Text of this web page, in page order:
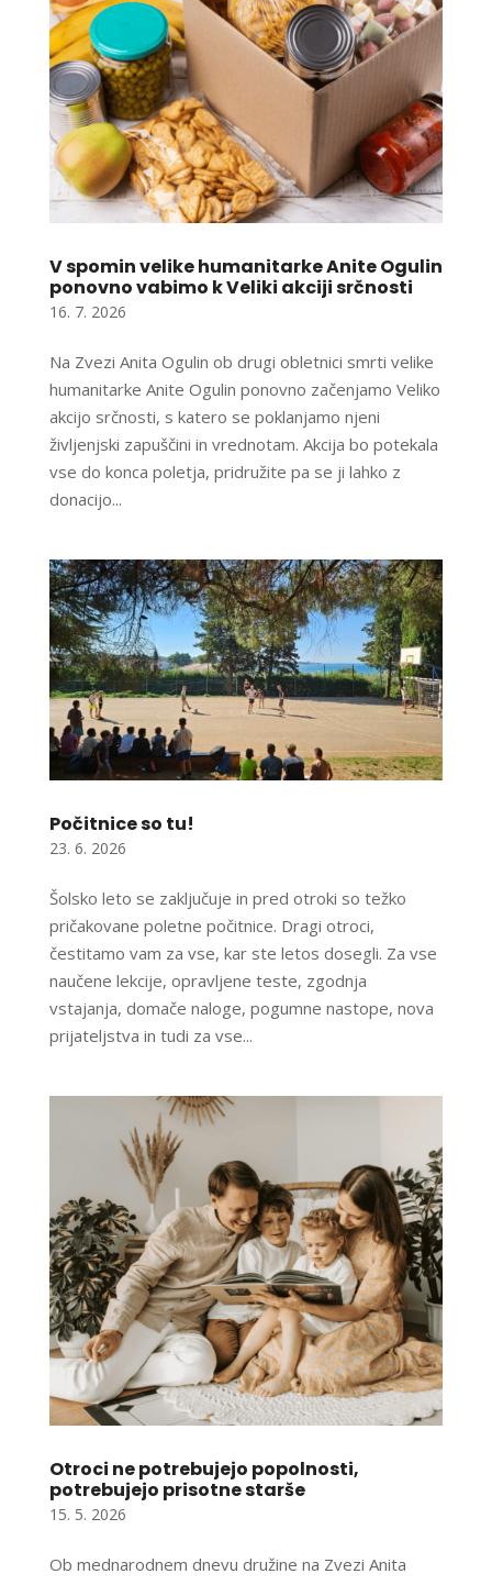
V spomin velike humanitarke Anite Ogulin
ponovno vabimo k Veliki akciji srčnosti
16. 7. 2026
Na Zvezi Anita Ogulin ob drugi obletnici smrti velike
humanitarke Anite Ogulin ponovno začenjamo Veliko
akcijo srčnosti, s katero se poklanjamo njeni
življenjski zapuščini in vrednotam. Akcija bo potekala
vse do konca poletja, pridružite pa se ji lahko z
donacijo...
Počitnice so tu!
23. 6. 2026
Šolsko leto se zaključuje in pred otroki so težko
pričakovane poletne počitnice. Dragi otroci,
čestitamo vam za vse, kar ste letos dosegli. Za vse
naučene lekcije, opravljene teste, zgodnja
vstajanja, domače naloge, pogumne nastope, nova
prijateljstva in tudi za vse...
Otroci ne potrebujejo popolnosti,
potrebujejo prisotne starše
15. 5. 2026
Ob mednarodnem dnevu družine na Zvezi Anita